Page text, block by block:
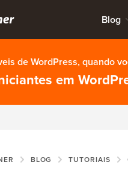
Blog
de WordPress, quando
em
BLOG TUTORIAIS